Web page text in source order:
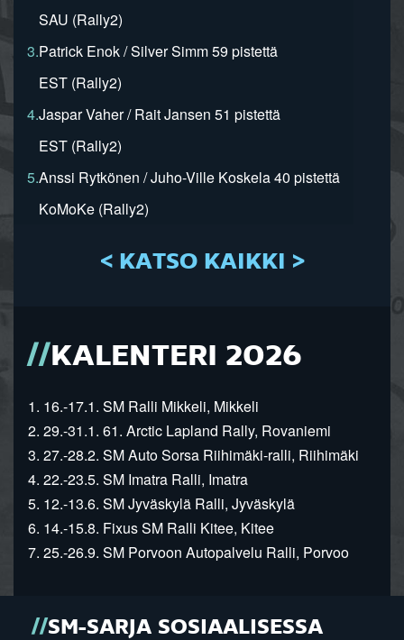
SAU (Rally2)
3.Patrick Enok / Silver Simm 59 pistettä
EST (Rally2)
4.Jaspar Vaher / Rait Jansen 51 pistettä
EST (Rally2)
5.Anssi Rytkönen / Juho-Ville Koskela 40 pistettä
KoMoKe (Rally2)
< KATSO KAIKKI >
KALENTERI 2026
1. 16.-17.1. SM Ralli Mikkeli, Mikkeli
2. 29.-31.1. 61. Arctic Lapland Rally, Rovaniemi
3. 27.-28.2. SM Auto Sorsa Riihimäki-ralli, Riihimäki
4. 22.-23.5. SM Imatra Ralli, Imatra
5. 12.-13.6. SM Jyväskylä Ralli, Jyväskylä
6. 14.-15.8. Fixus SM Ralli Kitee, Kitee
7. 25.-26.9. SM Porvoon Autopalvelu Ralli, Porvoo
SM-SARJA SOSIAALISESSA